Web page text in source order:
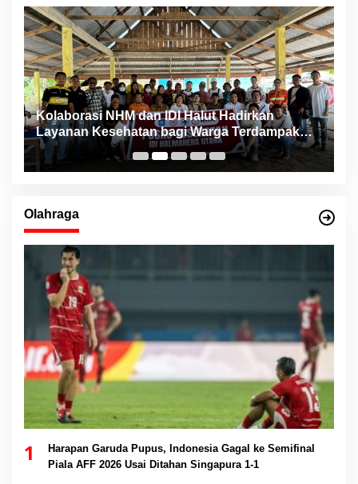
Kolaborasi NHM dan IDI Halut Hadirkan
Layanan Kesehatan bagi Warga Terdampak
Bencana Kao Barat
Olahraga
1
Harapan Garuda Pupus, Indonesia Gagal ke Semifinal
Piala AFF 2026 Usai Ditahan Singapura 1-1